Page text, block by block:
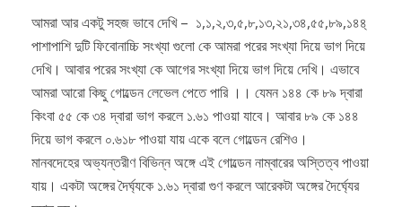
আমরা আর একটু সহজ ভাবে দেখি – ১,১,২,৩,৫,৮,১৩,২১,৩৪,৫৫,৮৯,১৪৪্‌
পাশাপাশি দুটি ফিবোনাচ্চি সংখ্যা গুলো কে আমরা পরের সংখ্যা দিয়ে ভাগ দিয়ে
দেখি। আবার পরের সংখ্যা কে আগের সংখ্যা দিয়ে ভাগ দিয়ে দেখি। এভাবে
আমরা আরো কিছু গোল্ডেন লেভেল পেতে পারি ।। যেমন ১৪৪ কে ৮৯ দ্বারা
কিংবা ৫৫ কে ৩৪ দ্বারা ভাগ করলে ১.৬১ পাওয়া যাবে। আবার ৮৯ কে ১৪৪
দিয়ে ভাগ করলে ০.৬১৮ পাওয়া যায় একে বলে গোল্ডেন রেশিও।
মানবদেহের অভ্যন্তরীণ বিভিন্ন অঙ্গে এই গোল্ডেন নাম্বারের অস্তিত্ব পাওয়া
যায়। একটা অঙ্গের দৈর্ঘ্যকে ১.৬১ দ্বারা গুণ করলে আরেকটা অঙ্গের দৈর্ঘ্যের